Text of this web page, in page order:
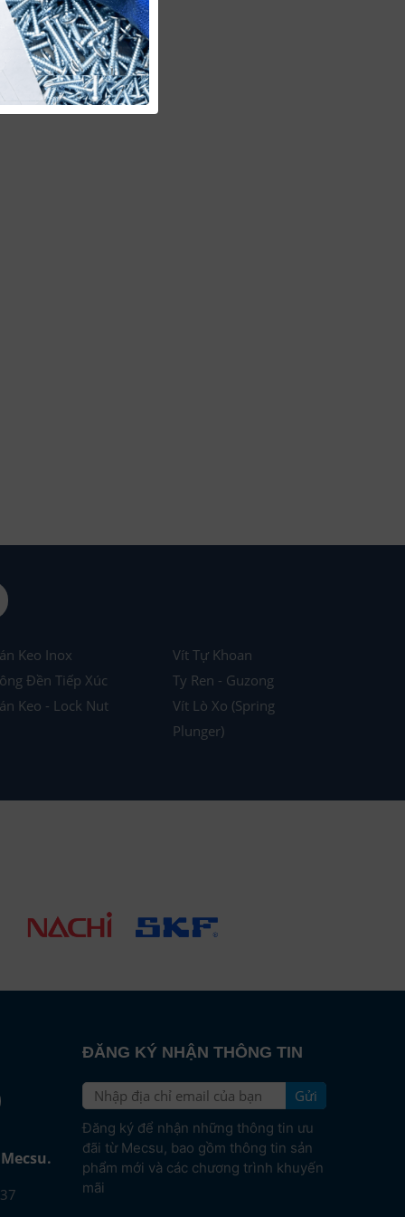
Keo Inox
Đền Tiếp Xúc
Keo - Lock Nut
Vít Tự Khoan
Ty Ren - Guzong
Vít Lò Xo (Spring
Plunger)
ĐĂNG KÝ NHẬN THÔNG TIN
Gửi
Đăng ký để nhận những thông tin ưu
đãi từ Mecsu, bao gồm thông tin sản
phẩm mới và các chương trình khuyến
mãi